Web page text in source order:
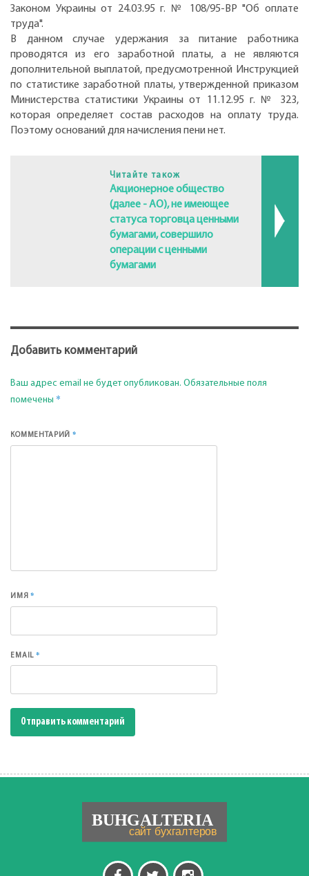
Законом Украины от 24.03.95 г. № 108/95-ВР "Об оплате
труда".
В данном случае удержания за питание работника
проводятся из его заработной платы, а не являются
дополнительной выплатой, предусмотренной Инструкцией
по статистике заработной платы, утвержденной приказом
Министерства статистики Украины от 11.12.95 г. № 323,
которая определяет состав расходов на оплату труда.
Поэтому оснований для начисления пени нет.
Читайте також
Акционерное общество
(далее - АО), не имеющее
статуса торговца ценными
бумагами, совершило
операции с ценными
бумагами
Добавить комментарий
Ваш адрес email не будет опубликован. Обязательные поля
помечены *
КОММЕНТАРИЙ*
ИМЯ*
EMAIL*